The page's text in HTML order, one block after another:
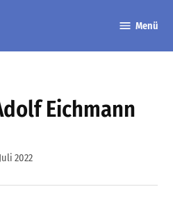
Wissen
Menü
Eichmann
2022